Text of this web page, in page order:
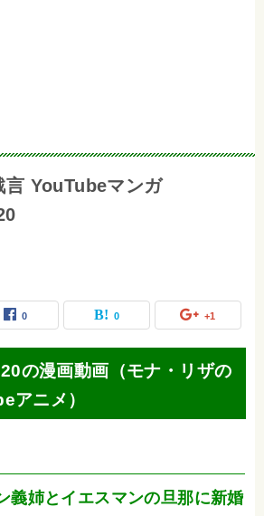
言 YouTubeマンガ
0 0 +1
の漫画動画（モナ・リザの
アニメ）
義姉とイエスマンの旦那に新婚